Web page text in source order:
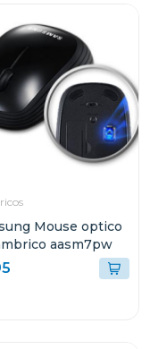
Mouse optico
aasm7pw